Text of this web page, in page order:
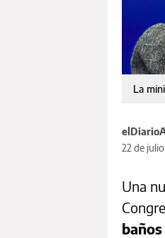
La
22 de
Una